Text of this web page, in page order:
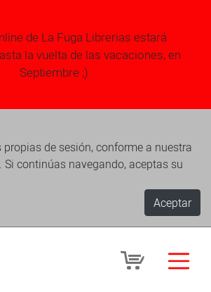
de La Fuga Librerias estará
la vuelta de las vacaciones, en
Septiembre ;)
de sesión, conforme a nuestra
continúas navegando, aceptas su
Aceptar